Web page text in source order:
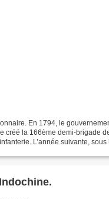
En 1794, le
créé la 166ème demi-brigade
L’année suivante,